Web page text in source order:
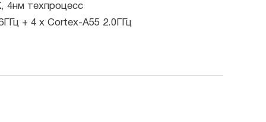
4нм техпроцесс
+ 4 x Cortex-A55 2.0ГГц